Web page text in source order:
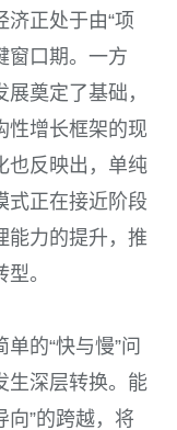
济正处于由“项
窗口期。一方
奠定了基础，
性增长框架的现
也反映出，单纯
式正在接近阶段
能力的提升，推
。
的“快与慢”问
生深层转换。能
向”的跨越，将